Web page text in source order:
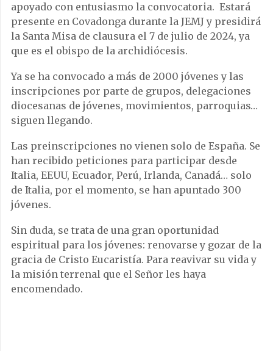
apoyado con entusiasmo la convocatoria. Estará
presente en Covadonga durante la JEMJ y presidirá
la Santa Misa de clausura el 7 de julio de 2024, ya
que es el obispo de la archidiócesis.
Ya se ha convocado a más de 2000 jóvenes y las
inscripciones por parte de grupos, delegaciones
diocesanas de jóvenes, movimientos, parroquias…
siguen llegando.
Las preinscripciones no vienen solo de España. Se
han recibido peticiones para participar desde
Italia, EEUU, Ecuador, Perú, Irlanda, Canadá… solo
de Italia, por el momento, se han apuntado 300
jóvenes.
Sin duda, se trata de una gran oportunidad
espiritual para los jóvenes: renovarse y gozar de la
gracia de Cristo Eucaristía. Para reavivar su vida y
la misión terrenal que el Señor les haya
encomendado.